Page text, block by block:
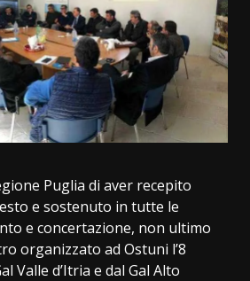
Puglia di aver recepito
e sostenuto in tutte le
e concertazione, non ultimo
organizzato ad Ostuni l’8
Valle d’Itria e dal Gal Alto